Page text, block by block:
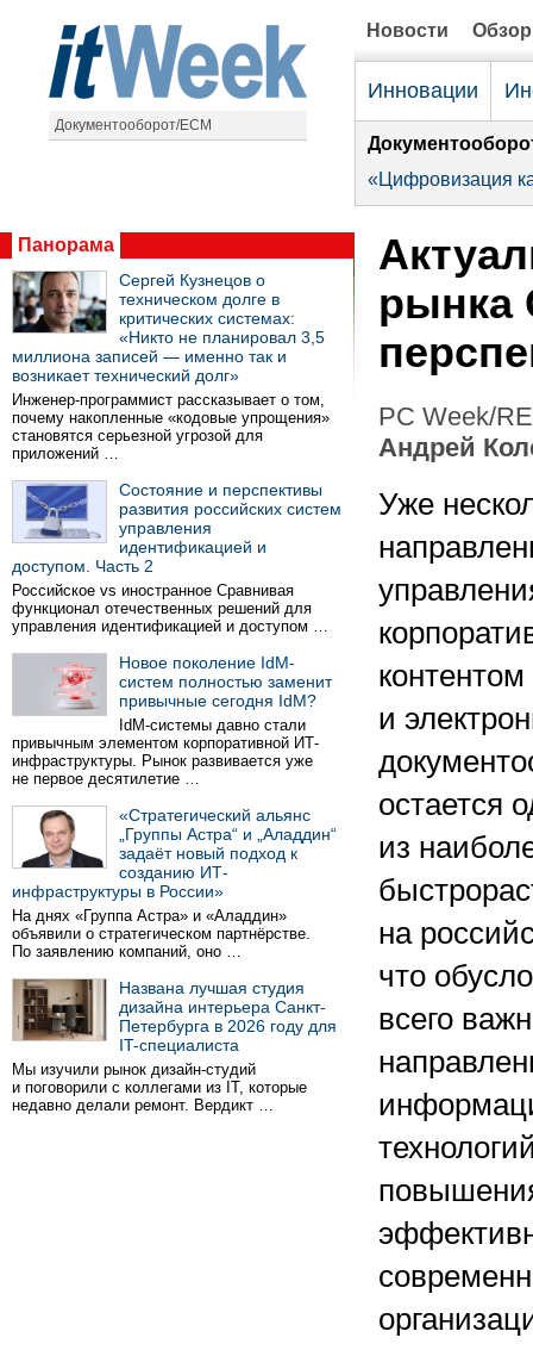
Документооборот/ECM
Новости
Инновации
«Цифровизация
Панорама
Сергей Кузнецов о
техническом долге в
критических системах:
«Никто не планировал 3,5
миллиона записей — именно так и
возникает технический долг»
Инженер-программист рассказывает о том,
почему накопленные «кодовые упрощения»
становятся серьезной угрозой для
приложений …
Состояние и перспективы
развития российских систем
управления
идентификацией и
доступом. Часть 2
Российское vs иностранное Сравнивая
функционал отечественных решений для
управления идентификацией и доступом …
Новое поколение IdM-
систем полностью заменит
привычные сегодня IdM?
IdM-системы давно стали
привычным элементом корпоративной ИТ-
инфраструктуры. Рынок развивается уже
не первое десятилетие …
«Стратегический альянс
„Группы Астра“ и „Аладдин“
задаёт новый подход к
созданию ИТ-
инфраструктуры в России»
На днях «Группа Астра» и «Аладдин»
объявили о стратегическом партнёрстве.
По заявлению компаний, оно …
Названа лучшая студия
дизайна интерьера Санкт-
Петербурга в 2026 году для
IT-специалиста
Мы изучили рынок дизайн-студий
и поговорили с коллегами из IT, которые
недавно делали ремонт. Вердикт …
рынка
PC Week/
Андрей
Уже
и
остается
из
на
что
всего